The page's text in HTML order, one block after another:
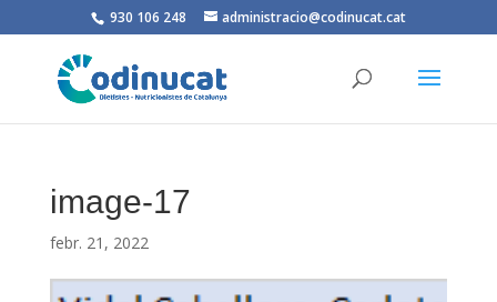
930 106 248 administracio@codinucat.cat
image-17
febr. 21, 2022